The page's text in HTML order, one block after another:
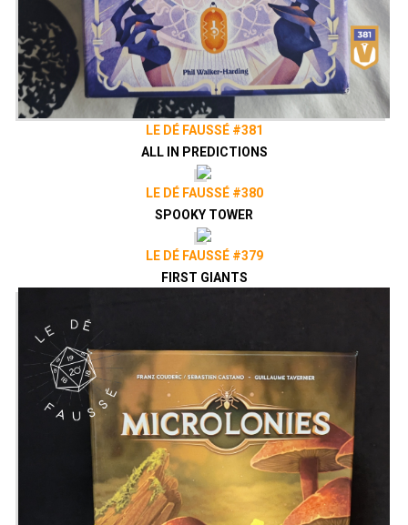
LE DÉ FAUSSÉ #381
ALL IN PREDICTIONS
LE DÉ FAUSSÉ #380
SPOOKY TOWER
LE DÉ FAUSSÉ #379
FIRST GIANTS